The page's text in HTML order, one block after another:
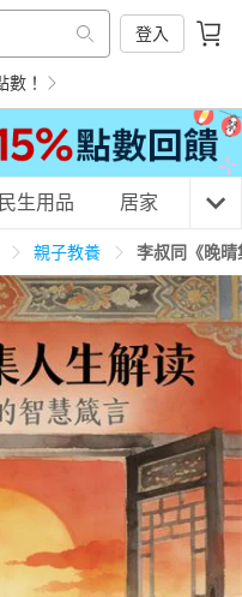
登入
！
養生保健 民生用品
運動休閒
化妝保養 情趣用品
民生用品 居家 3C
親子教養 李叔同《晚